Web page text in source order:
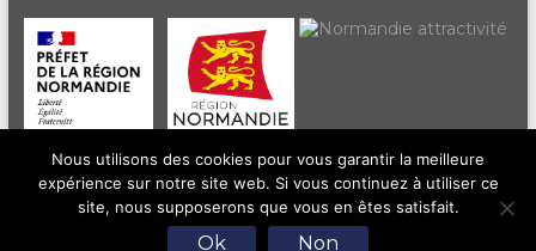
Nous utilisons des cookies pour vous garantir la meilleure
expérience sur notre site web. Si vous continuez à utiliser ce
site, nous supposerons que vous en êtes satisfait.
Ok Non